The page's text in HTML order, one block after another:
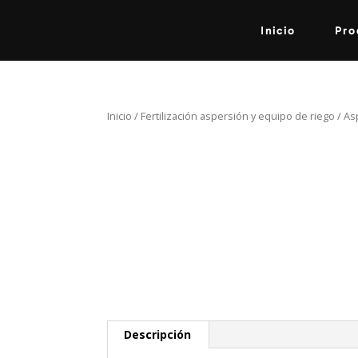
Inicio
Inicio / Fertilización aspersión y equipo de riego /
Descripción